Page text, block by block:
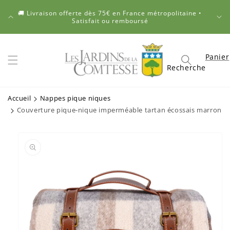
passer
🚚 Livraison offerte dès 75€ en France métropolitaine •
Satisfait ou remboursé
Recherche
Panier
Panier
Accueil
Nappes pique niques
Couverture pique-nique imperméable tartan écossais marron
produits